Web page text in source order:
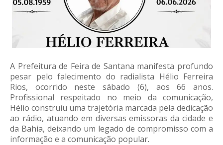
A Prefeitura de Feira de Santana manifesta profundo
pesar pelo falecimento do radialista Hélio Ferreira
Rios, ocorrido neste sábado (6), aos 66 anos.
Profissional respeitado no meio da comunicação,
Hélio construiu uma trajetória marcada pela dedicação
ao rádio, atuando em diversas emissoras da cidade e
da Bahia, deixando um legado de compromisso com a
informação e a comunicação popular.